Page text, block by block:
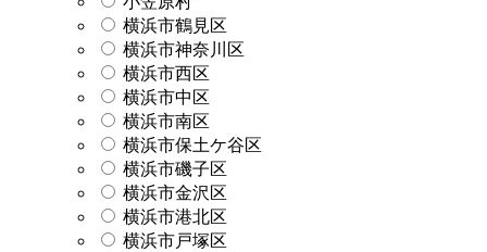
横浜市鶴見区
横浜市神奈川区
横浜市西区
横浜市中区
横浜市南区
横浜市保土ケ谷区
横浜市磯子区
横浜市金沢区
横浜市港北区
横浜市戸塚区